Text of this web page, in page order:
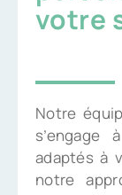
votre
Notre
s’engage
adaptés à
notre